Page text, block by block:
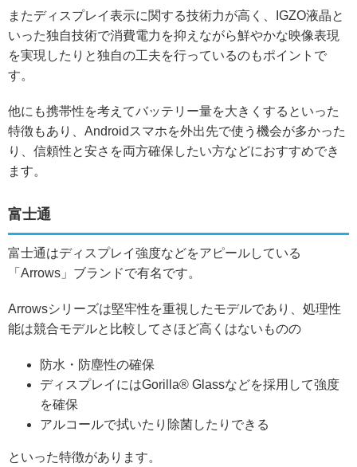
またディスプレイ表示に関する技術力が高く、IGZO液晶と
いった独自技術で消費電力を抑えながら鮮やかな映像表現
を実現したりと独自の工夫を行っているのもポイントで
す。
他にも携帯性を考えてバッテリー量を大きくするといった
特徴もあり、Androidスマホを外出先で使う機会が多かった
り、信頼性と安さを両方確保したい方などにおすすめでき
ます。
富士通
富士通はディスプレイ強度などをアピールしている
「Arrows」ブランドで有名です。
Arrowsシリーズは堅牢性を重視したモデルであり、処理性
能は競合モデルと比較してさほど高くはないものの
防水・防塵性の確保
ディスプレイにはGorilla® Glassなどを採用して強度
を確保
アルコールで拭いたり除菌したりできる
といった特徴があります。